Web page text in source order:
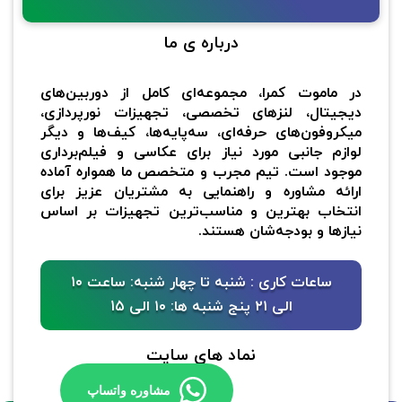
مشاوره واتساپ
درباره ی ما
در ماموت کمرا، مجموعه‌ای کامل از دوربین‌های
دیجیتال، لنزهای تخصصی، تجهیزات نورپردازی،
میکروفون‌های حرفه‌ای، سه‌پایه‌ها، کیف‌ها و دیگر
لوازم جانبی مورد نیاز برای عکاسی و فیلم‌برداری
موجود است. تیم مجرب و متخصص ما همواره آماده
ارائه مشاوره و راهنمایی به مشتریان عزیز برای
انتخاب بهترین و مناسب‌ترین تجهیزات بر اساس
نیازها و بودجه‌شان هستند.
ساعات کاری : شنبه تا چهار شنبه: ساعت ۱۰
الی ۲۱ پنج شنبه ها: ۱۰ الی 15
نماد های سایت